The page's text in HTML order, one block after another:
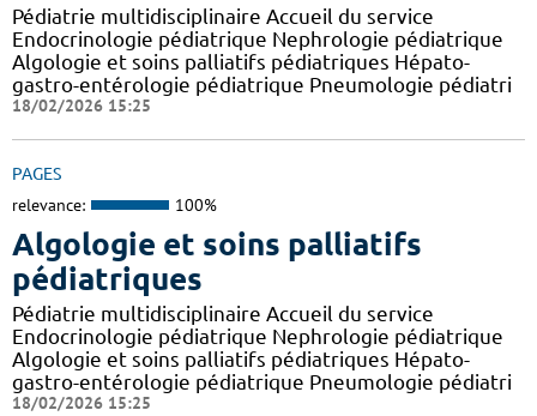
Pédiatrie multidisciplinaire Accueil du service
Endocrinologie pédiatrique Nephrologie pédiatrique
Algologie et soins palliatifs pédiatriques Hépato-
gastro-entérologie pédiatrique Pneumologie pédiatri
18/02/2026 15:25
PAGES
relevance: 100%
Algologie et soins palliatifs
pédiatriques
Pédiatrie multidisciplinaire Accueil du service
Endocrinologie pédiatrique Nephrologie pédiatrique
Algologie et soins palliatifs pédiatriques Hépato-
gastro-entérologie pédiatrique Pneumologie pédiatri
18/02/2026 15:25